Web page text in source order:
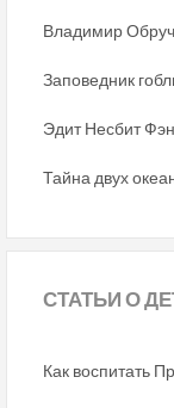
Владимир
Заповедник
Эдит Несбит
Тайна двух
СТАТЬИО
Как воспитать